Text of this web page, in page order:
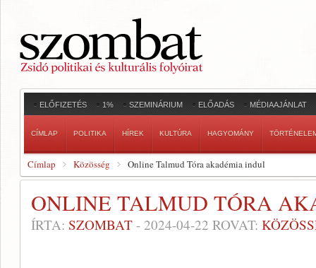
ELŐFIZETÉS 1% SZEMINÁRIUM ELŐADÁS MÉDIAAJÁNLAT
CÍMLAP POLITIKA HÍREK KULTÚRA HAGYOMÁNY
Címlap Közösség Online Talmud Tóra akadémia indul
ONLINE TALMUD TÓRA
ÍRTA: SZOMBAT - 2024-04-22 ROVAT: